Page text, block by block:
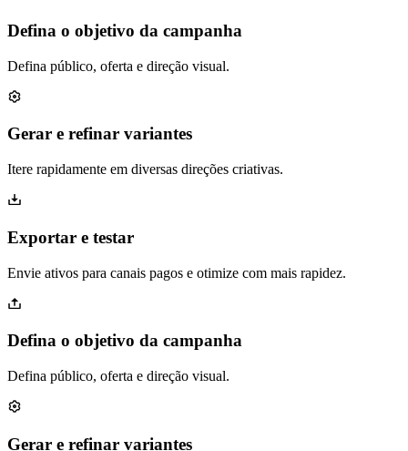
Defina o objetivo da campanha
Defina público, oferta e direção visual.
Gerar e refinar variantes
Itere rapidamente em diversas direções criativas.
Exportar e testar
Envie ativos para canais pagos e otimize com mais rapidez.
Defina o objetivo da campanha
Defina público, oferta e direção visual.
Gerar e refinar variantes